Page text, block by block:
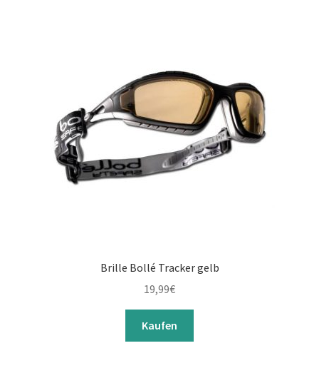
Brille Bollé Tracker gelb
19,99€
Kaufen